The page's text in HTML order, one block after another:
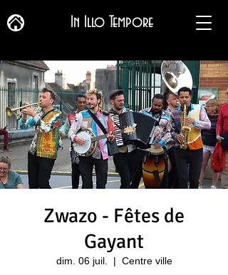
In Illo Tempore
Zwazo - Fêtes de
Gayant
dim. 06 juil.
  |
Centre ville